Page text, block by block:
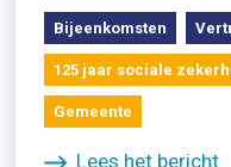
Bijeenkomsten
125 jaar sociale
Gemeente
Lees het bericht